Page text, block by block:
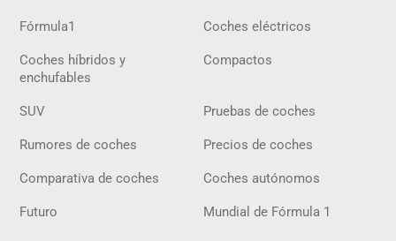
Fórmula1 Coches eléctricos
Coches híbridos y
enchufables
Compactos
SUV Pruebas de coches
Rumores de coches Precios de coches
Comparativa de coches Coches autónomos
Futuro Mundial de Fórmula 1